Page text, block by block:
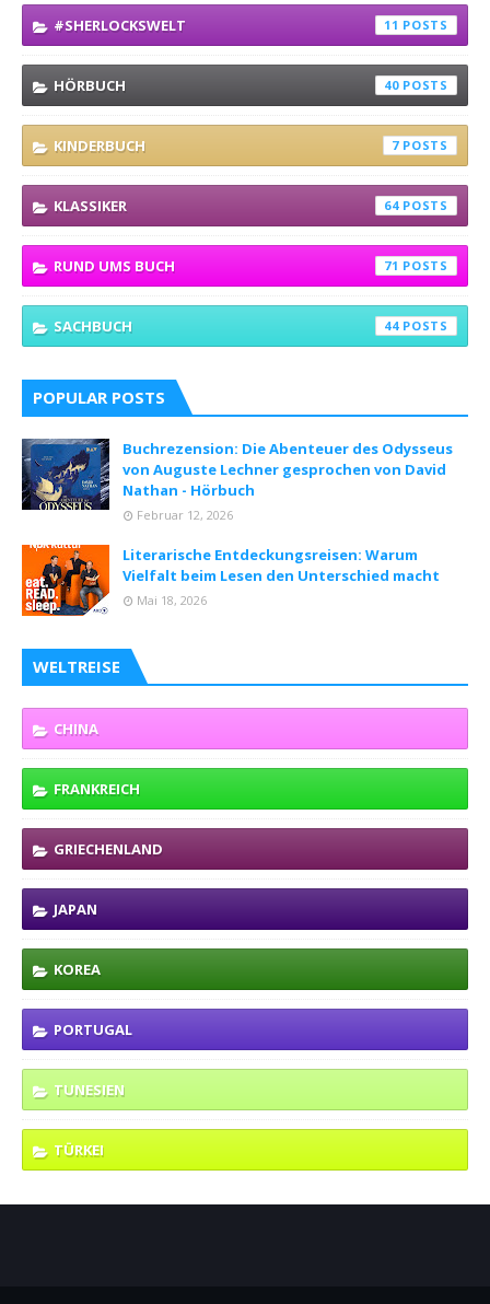
#SHERLOCKSWELT 11
HÖRBUCH 40
KINDERBUCH 7
KLASSIKER 64
RUND UMS BUCH 71
SACHBUCH 44
POPULAR POSTS
Buchrezension: Die Abenteuer des Odysseus
von Auguste Lechner gesprochen von David
Nathan - Hörbuch
Februar 12, 2026
Literarische Entdeckungsreisen: Warum
Vielfalt beim Lesen den Unterschied macht
Mai 18, 2026
WELTREISE
CHINA
FRANKREICH
GRIECHENLAND
JAPAN
KOREA
PORTUGAL
TUNESIEN
TÜRKEI